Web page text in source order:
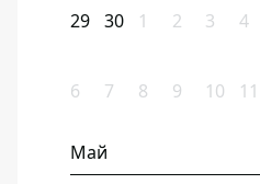
29 30 1 2 3 4
6 7 8 9 10 11
Май